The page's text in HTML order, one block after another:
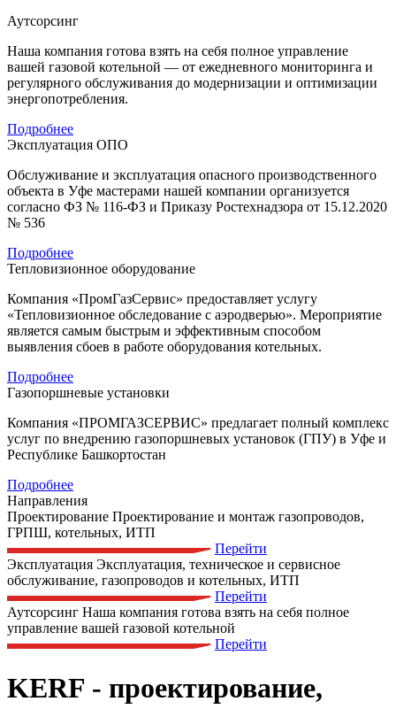
Аутсорсинг
Наша компания готова взять на себя полное управление
вашей газовой котельной — от ежедневного мониторинга и
регулярного обслуживания до модернизации и оптимизации
энергопотребления.
Подробнее
Эксплуатация ОПО
Обслуживание и эксплуатация опасного производственного
объекта в Уфе мастерами нашей компании организуется
согласно ФЗ № 116-ФЗ и Приказу Ростехнадзора от 15.12.2020
№ 536
Подробнее
Тепловизионное оборудование
Компания «ПромГазСервис» предоставляет услугу
«Тепловизионное обследование с аэродверью». Мероприятие
является самым быстрым и эффективным способом
выявления сбоев в работе оборудования котельных.
Подробнее
Газопоршневые установки
Компания «ПРОМГАЗСЕРВИС» предлагает полный комплекс
услуг по внедрению газопоршневых установок (ГПУ) в Уфе и
Республике Башкортостан
Подробнее
Направления
Проектирование Проектирование и монтаж газопроводов,
ГРПШ, котельных, ИТП
Перейти
Эксплуатация Эксплуатация, техническое и сервисное
обслуживание, газопроводов и котельных, ИТП
Перейти
Аутсорсинг Наша компания готова взять на себя полное
управление вашей газовой котельной
Перейти
KERF - проектирование,